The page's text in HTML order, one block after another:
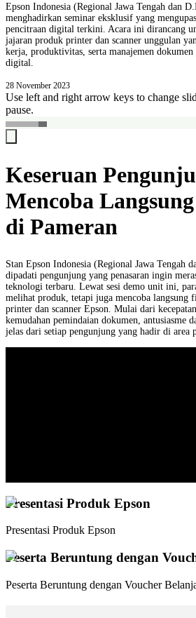
Epson Indonesia (Regional Jawa Tengah dan
menghadirkan seminar eksklusif yang
pencitraan digital terkini. Acara ini dirancang
jajaran produk printer dan scanner unggulan
kerja, produktivitas, serta manajemen
digital.
28 November 2023
Use left and right arrow keys to change
pause.
Keseruan
Mencoba
di Pameran
Stan Epson Indonesia (Regional Jawa Tengah
dipadati pengunjung yang penasaran ingin
teknologi terbaru. Lewat sesi demo unit ini,
melihat produk, tetapi juga mencoba
printer dan scanner Epson. Mulai dari
kemudahan pemindaian dokumen, antusiasme
jelas dari setiap pengunjung yang hadir di area
Presentasi Produk Epson
Presentasi Produk Epson
Peserta Beruntung dengan
Peserta Beruntung dengan Voucher